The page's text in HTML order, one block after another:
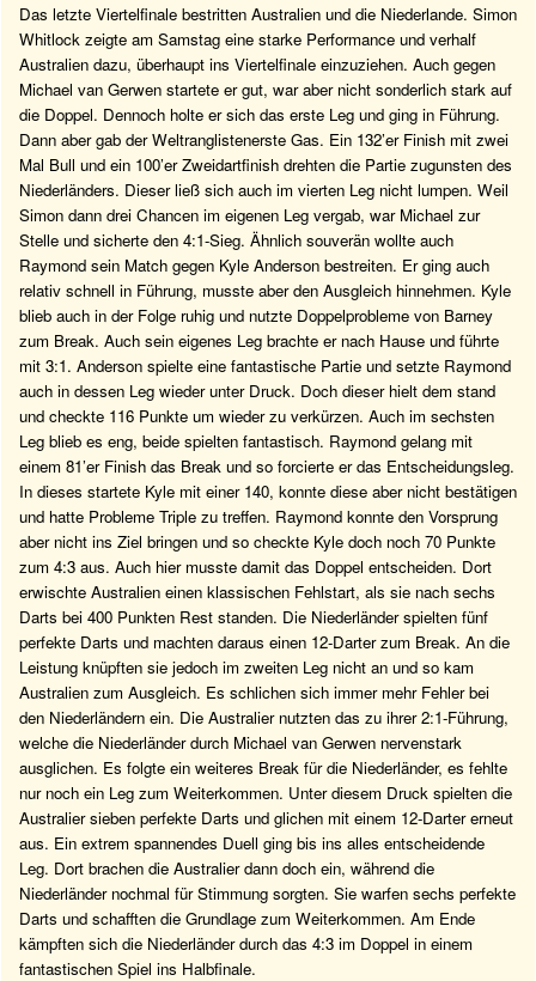
Das letzte Viertelfinale bestritten Australien und die Niederlande. Simon
Whitlock zeigte am Samstag eine starke Performance und verhalf
Australien dazu, überhaupt ins Viertelfinale einzuziehen. Auch gegen
Michael van Gerwen startete er gut, war aber nicht sonderlich stark auf
die Doppel. Dennoch holte er sich das erste Leg und ging in Führung.
Dann aber gab der Weltranglistenerste Gas. Ein 132’er Finish mit zwei
Mal Bull und ein 100’er Zweidartfinish drehten die Partie zugunsten des
Niederländers. Dieser ließ sich auch im vierten Leg nicht lumpen. Weil
Simon dann drei Chancen im eigenen Leg vergab, war Michael zur
Stelle und sicherte den 4:1-Sieg. Ähnlich souverän wollte auch
Raymond sein Match gegen Kyle Anderson bestreiten. Er ging auch
relativ schnell in Führung, musste aber den Ausgleich hinnehmen. Kyle
blieb auch in der Folge ruhig und nutzte Doppelprobleme von Barney
zum Break. Auch sein eigenes Leg brachte er nach Hause und führte
mit 3:1. Anderson spielte eine fantastische Partie und setzte Raymond
auch in dessen Leg wieder unter Druck. Doch dieser hielt dem stand
und checkte 116 Punkte um wieder zu verkürzen. Auch im sechsten
Leg blieb es eng, beide spielten fantastisch. Raymond gelang mit
einem 81’er Finish das Break und so forcierte er das Entscheidungsleg.
In dieses startete Kyle mit einer 140, konnte diese aber nicht bestätigen
und hatte Probleme Triple zu treffen. Raymond konnte den Vorsprung
aber nicht ins Ziel bringen und so checkte Kyle doch noch 70 Punkte
zum 4:3 aus. Auch hier musste damit das Doppel entscheiden. Dort
erwischte Australien einen klassischen Fehlstart, als sie nach sechs
Darts bei 400 Punkten Rest standen. Die Niederländer spielten fünf
perfekte Darts und machten daraus einen 12-Darter zum Break. An die
Leistung knüpften sie jedoch im zweiten Leg nicht an und so kam
Australien zum Ausgleich. Es schlichen sich immer mehr Fehler bei
den Niederländern ein. Die Australier nutzten das zu ihrer 2:1-Führung,
welche die Niederländer durch Michael van Gerwen nervenstark
ausglichen. Es folgte ein weiteres Break für die Niederländer, es fehlte
nur noch ein Leg zum Weiterkommen. Unter diesem Druck spielten die
Australier sieben perfekte Darts und glichen mit einem 12-Darter erneut
aus. Ein extrem spannendes Duell ging bis ins alles entscheidende
Leg. Dort brachen die Australier dann doch ein, während die
Niederländer nochmal für Stimmung sorgten. Sie warfen sechs perfekte
Darts und schafften die Grundlage zum Weiterkommen. Am Ende
kämpften sich die Niederländer durch das 4:3 im Doppel in einem
fantastischen Spiel ins Halbfinale.